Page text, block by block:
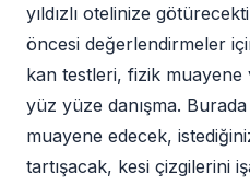
yıldızlı otelinize
öncesi değerlendirmeler
kan testleri, fizik muayene
yüz yüze danışma.
muayene edecek,
tartışacak, kesi çizgilerini